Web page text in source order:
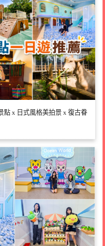
點 x 日式風格美拍景 x 復古眷